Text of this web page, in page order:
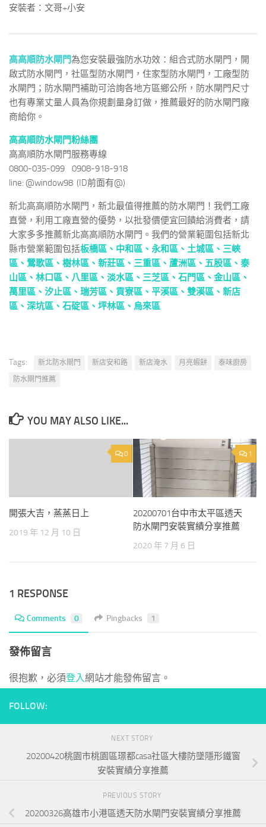
安裝者：文哥+小安
高高順防水閘門為您安裝最強防水功效：組合式防水閘門，開
啟式防水閘門，社區型防水閘門，住家型防水閘門，工廠型防
水閘門；防水閘門補助可洽詢各地方區鄉公所，防水閘門尺寸
也有專業丈量人員為你規劃量身訂做，推薦最好的防水閘門廠
商給你。
高高順防水閘門粉絲團
高高順防水閘門服務專線
0800-035-099 0908-918-918
line: @window98 (ID前面有@)
新北高高順防水閘門，新北最值得推薦的防水閘門！我們工廠
直營，利用工廠直營的優勢，以批發價便宜回饋給消費者，請
大家多多推薦新北高高順防水閘門。我們的營業範圍包括新北
縣市營業範圍包括板橋區、 中和區 、 永和區 、 土城區 、 三峽
區 、 鶯歌區 、 樹林區 、 新莊區 、 三重區 、 蘆洲區 、 五股區 、 泰
山區 、 林口區 、 八里區 、 淡水區 、 三芝區 、 石門區 、 金山區 、
萬里區 、 汐止區 、 瑞芳區 、 貢寮區 、 平溪區 、 雙溪區 、 新店
區 、 深坑區 、 石碇區 、 坪林區 、 烏來區
Tags: 新北防水閘門 新店安和路 新店淹水 月亮蝦餅
泰味廚房
防水閘門推薦
YOU MAY ALSO LIKE...
0
開張大吉，蒸蒸日上
2019 年 12 月 10 日
1
20200701台中市太平區透天
防水閘門安裝實績分享推薦
2020 年 7 月 6 日
1 RESPONSE
Comments 0 Pingbacks 1
發佈留言
很抱歉，必須登入網站才能發佈留言。
FOLLOW:
NEXT STORY
20200420桃園市桃園區璟都casa社區大樓防墜隱形鐵窗
安裝實績分享推薦
PREVIOUS STORY
20200326高雄市小港區透天防水閘門安裝實績分享推薦